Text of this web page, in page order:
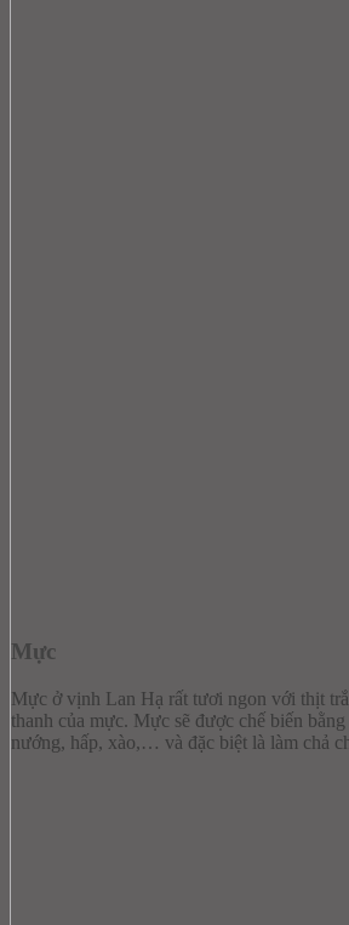
Mực
Mực ở vịnh Lan Hạ rất tươi ngon với thịt
thanh của mực. Mực sẽ được chế biến
nướng, hấp, xào,… và đặc biệt là làm chả